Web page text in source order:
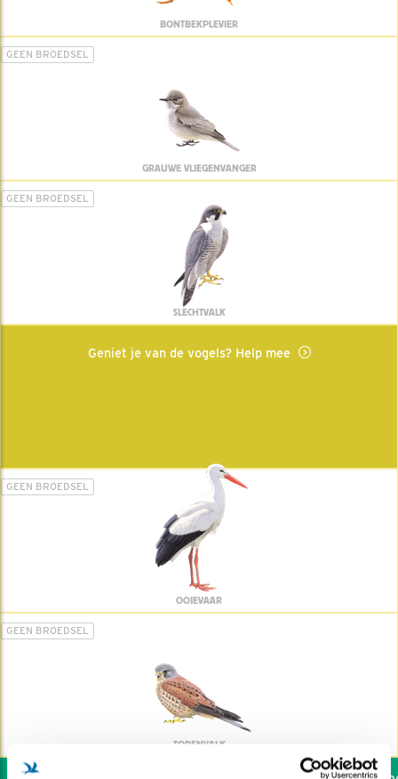
BONTBEKPLEVIER
GEEN BROEDSEL
GRAUWE VLIEGENVANGER
GEEN BROEDSEL
SLECHTVALK
Geniet je van de vogels? Help mee
GEEN BROEDSEL
OOIEVAAR
GEEN BROEDSEL
TORENVALK